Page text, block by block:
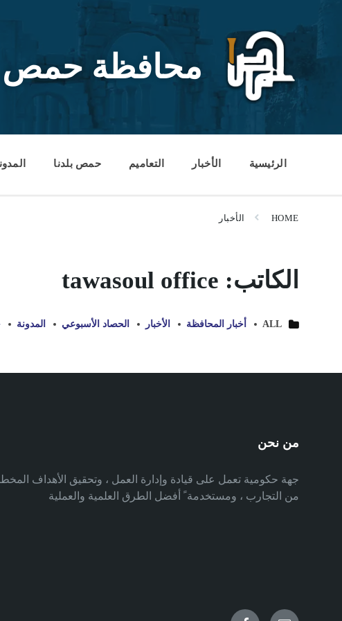
content
محافظة حمص
الرئيسية الأخبار التعاميم حمص بلدنا
HOME الأخبار
الكاتب: tawasoul office
ALL أخبار المحافظة الأخبار الحصاد الأسبوعي المدونة
من نحن
جهة حكومية تعمل على قيادة وإدارة العمل ، وتحقيق الأهداف
من التجارب ، ومستخدمة ً أفضل الطرق العلمية والعملية